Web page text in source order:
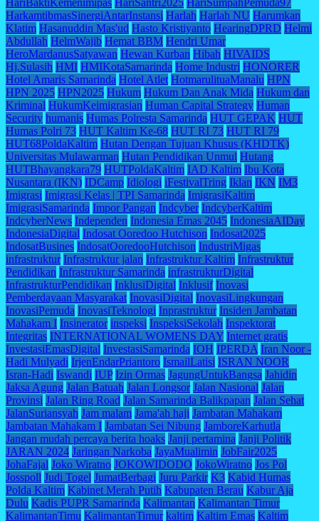
HarkamtibmasSinergiAntarInstansi Harlah Harlah NU Harumkan
Klatim Hasanuddin Mas'ud Hasto Kristiyanto HearingDPRD Helmi
Abdullah HelmWajib Hemat BBM Hendri Umar
HeroMardanusSatyawan Hewan Kurban Hibah HIVAIDS
Hj.Sulasih HMI HMIKotaSamarinda Home Industri HONORER
Hotel Amaris Samarinda Hotel Atlet HotmarulituaManalu HPN
HPN 2025 HPN2025 Hukum Hukum Dan Anak Mida Hukum dan
Kriminal HukumKeimigrasian Human Capital Strategy Human
Security humanis Humas Polresta Samarinda HUT GEPAK HUT
Humas Polri 73 HUT Kaltim Ke-68 HUT RI 73 HUT RI 79
HUT68PoldaKaltim Hutan Dengan Tujuan Khusus (KHDTK)
Universitas Mulawarman Hutan Pendidikan Unmul Hutang
HUTBhayangkara79 HUTPoldaKaltim IAD Kaltim Ibu Kota
Nusantara (IKN) IDCamp Idiologi iFestivalTring Iklan IKN IM3
Imigrasi Imigrasi Kelas | TPI Samarinda ImigrasiKaltim
ImigrasiSamarinda Impor Pangan Indcyber IndcyberKaltim
IndcyberNews Independen Indonesia Emas 2045 IndonesiaAIDay
IndonesiaDigital Indosat Ooredoo Hutchison Indosat2025
IndosatBusines IndosatOoredooHutchison IndustriMigas
infrastruktur Infrastruktur jalan Infrastruktur Kaltim Infrastruktur
Pendidikan Infrastruktur Samarinda infrastrukturDigital
InfrastrukturPendidikan InklusiDigital Inklusif Inovasi
Pemberdayaan Masyarakat InovasiDigital InovasiLingkungan
InovasiPemuda InovasiTeknologi Inprastruktur Insiden Jambatan
Mahakam I Insinerator inspeksi InspeksiSekolah Inspektorat
Integritas INTERNATIONAL WOMENS DAY Internet gratis
InvestasiEmasDigital InvestasiSamarinda IOH IPERDA Iran Noor -
Hadi Mulyadi IrjenEndarPriantoro IsmailLatisi ISRAN NOOR
Isran-Hadi Iswandi IUP Izin Ormas JagungUntukBangsa Jahidin
Jaksa Agung Jalan Batuah Jalan Longsor Jalan Nasional Jalan
Provinsi Jalan Ring Road Jalan Samarinda Balikpapan Jalan Sehat
JalanSuriansyah Jam malam Jama'ah haji Jambatan Mahakam
Jambatan Mahakam I Jambatan Sei Nibung JamboreKarhutla
Jangan mudah percaya berita hoaks Janji pertamina Janji Politik
JARAN 2024 Jaringan Narkoba JayaMualimin JobFair2025
JohaFajal Joko Wiratno JOKOWIDODO JokoWiratno Jos Pol
Josspoll Judi Togel JumatBerbagi Juru Parkir K3 Kabid Humas
Polda Kaltim Kabinet Merah Putih Kabupaten Berau Kabur Aja
Dulu Kadis PUPR Samarinda Kalimantan Kalimantan Timur
KalimantanTimu KalimantanTimur kaltim Kaltim Emas Kaltim